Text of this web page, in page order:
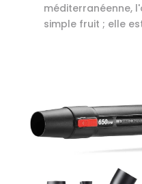
méditerranéenne,
simple fruit ; elle